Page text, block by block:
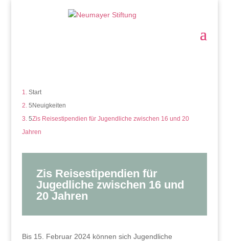
Start
Neuigkeiten
Zis Reisestipendien für Jugendliche zwischen 16 und 20
Jahren
Zis Reisestipendien für
Jugedliche zwischen 16 und
20 Jahren
Bis 15. Februar 2024 können sich Jugendliche